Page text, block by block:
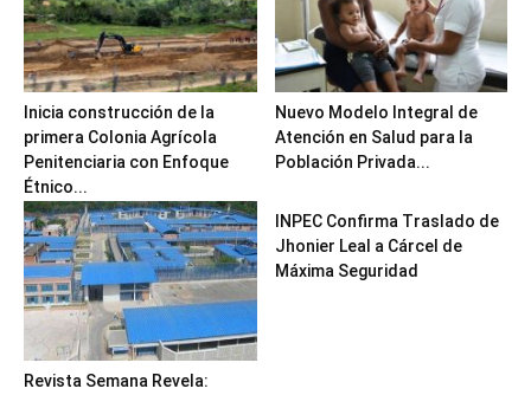
Inicia construcción de la
primera Colonia Agrícola
Penitenciaria con Enfoque
Étnico...
Nuevo Modelo Integral de
Atención en Salud para la
Población Privada...
Revista Semana Revela:
INPEC Confirma Traslado de
Jhonier Leal a Cárcel de
Máxima Seguridad